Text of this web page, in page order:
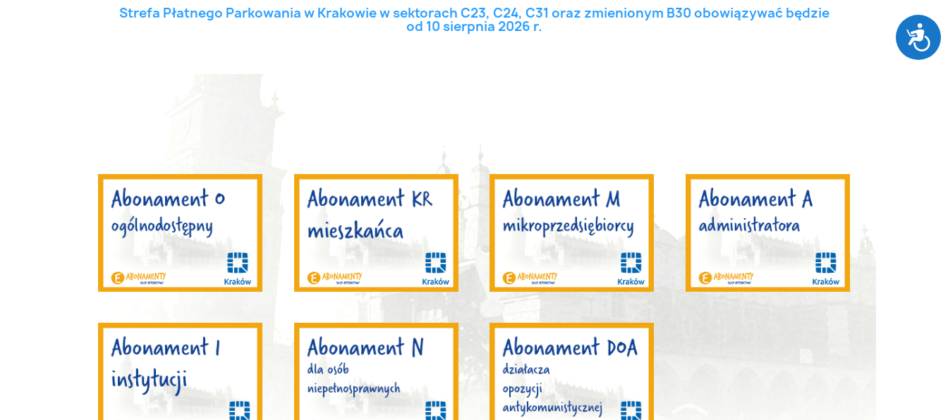
Strefa Płatnego Parkowania w Krakowie w sektorach C23, C24, C31 oraz zmienionym B30 obowiązywać będzie
od 10 sierpnia 2026 r.